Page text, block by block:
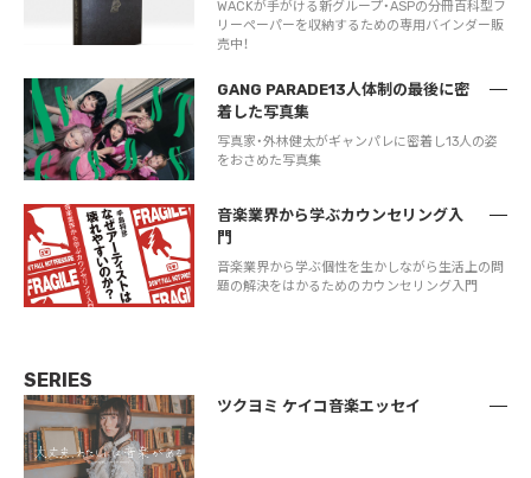
WACKが手がける新グループ・ASPの分冊百科型フ
リーペーパーを収納するための専用バインダー販
売中！
GANG PARADE13人体制の最後に密
着した写真集
写真家・外林健太がギャンパレに密着し13人の姿
をおさめた写真集
音楽業界から学ぶカウンセリング入
門
音楽業界から学ぶ個性を生かしながら生活上の問
題の解決をはかるためのカウンセリング入門
SERIES
ツクヨミ ケイコ音楽エッセイ